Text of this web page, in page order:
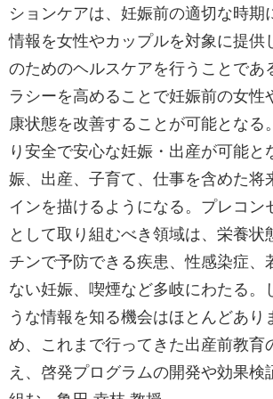
ションケアは、妊娠前の適切な時期
情報を女性やカップルを対象に提供
のためのヘルスケアを行うことであ
ラシーを高めることで妊娠前の女性
康状態を改善することが可能となる
り安全で安心な妊娠・出産が可能と
娠、出産、子育て、仕事を含めた将
インを描けるようになる。プレコン
として取り組むべき領域は、栄養状
チンで予防できる疾患、性感染症、
ない妊娠、喫煙など多岐にわたる。
うな情報を知る機会はほとんどあり
め、これまで行ってきた出産前教育
え、啓発プログラムの開発や効果検